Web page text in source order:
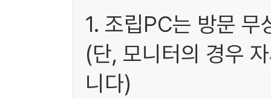
1. 조립PC는 방문
(단, 모니터의 경우
니다)